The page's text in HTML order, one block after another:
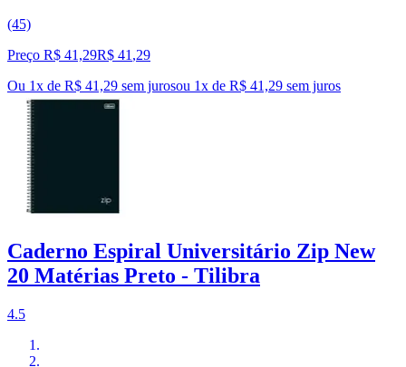
(45)
Preço R$ 41,29R$ 41 ,29
Ou 1x de R$ 41,29 sem jurosou 1x de R$ 41,29 sem juros
Caderno Espiral Universitário Zip New
20 Matérias Preto - Tilibra
4.5